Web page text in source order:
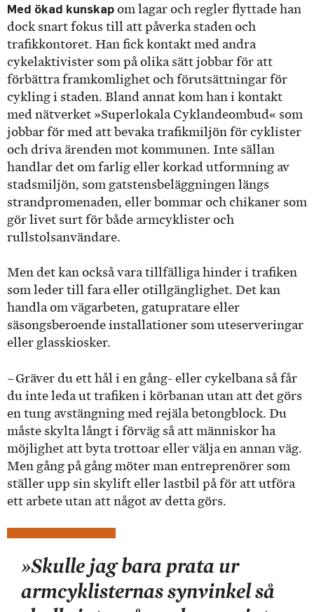
Med ökad kunskap om lagar och regler flyttade han
dock snart fokus till att påverka staden och
trafikkontoret. Han fick kontakt med andra
cykelaktivister som på olika sätt jobbar för att
förbättra framkomlighet och förutsättningar för
cykling i staden. Bland annat kom han i kontakt
med nätverket »Superlokala Cyklandeombud« som
jobbar för med att bevaka trafikmiljön för cyklister
och driva ärenden mot kommunen. Inte sällan
handlar det om farlig eller korkad utformning av
stadsmiljön, som gatstensbeläggningen längs
strandpromenaden, eller bommar och chikaner som
gör livet surt för både armcyklister och
rullstolsanvändare.
Men det kan också vara tillfälliga hinder i trafiken
som leder till fara eller otillgänglighet. Det kan
handla om vägarbeten, gatupratare eller
säsongsberoende installationer som uteserveringar
eller glasskiosker.
– Gräver du ett hål i en gång- eller cykelbana så får
du inte leda ut trafiken i körbanan utan att det görs
en tung avstängning med rejäla betongblock. Du
måste skylta långt i förväg så att människor ha
möjlighet att byta trottoar eller välja en annan väg.
Men gång på gång möter man entreprenörer som
ställer upp sin skylift eller lastbil på för att utföra
ett arbete utan att något av detta görs.
»Skulle jag bara prata ur
armcyklisternas synvinkel så